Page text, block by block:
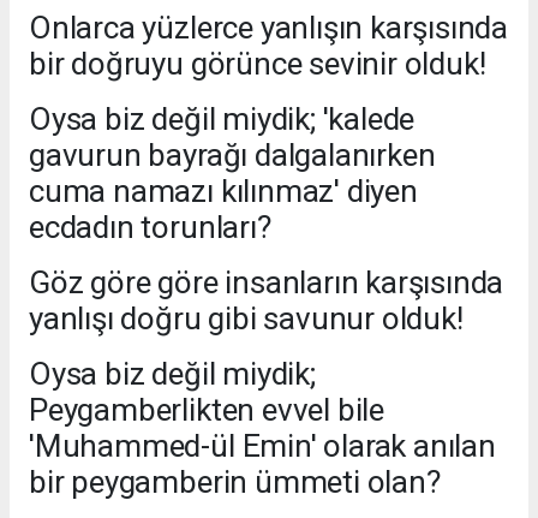
Onlarca yüzlerce yanlışın karşısında
bir doğruyu görünce sevinir olduk!
Oysa biz değil miydik; 'kalede
gavurun bayrağı dalgalanırken
cuma namazı kılınmaz' diyen
ecdadın torunları?
Göz göre göre insanların karşısında
yanlışı doğru gibi savunur olduk!
Oysa biz değil miydik;
Peygamberlikten evvel bile
'Muhammed-ül Emin' olarak anılan
bir peygamberin ümmeti olan?